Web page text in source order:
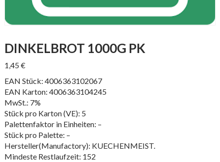
DINKELBROT 1000G PK
1,45 €
EAN Stück: 4006363102067
EAN Karton: 4006363104245
MwSt.: 7%
Stück pro Karton (VE): 5
Palettenfaktor in Einheiten: –
Stück pro Palette: –
Hersteller(Manufactory): KUECHENMEIST.
Mindeste Restlaufzeit: 152